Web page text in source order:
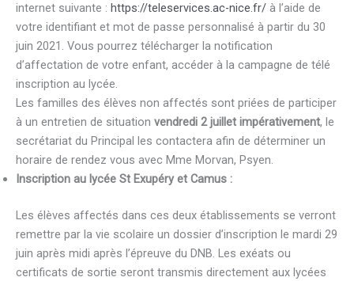
internet suivante : https://teleservices.ac-nice.fr/ à l’aide de
votre identifiant et mot de passe personnalisé à partir du 30
juin 2021. Vous pourrez télécharger la notification
d’affectation de votre enfant, accéder à la campagne de télé
inscription au lycée.
Les familles des élèves non affectés sont priées de participer
à un entretien de situation vendredi 2 juillet impérativement, le
secrétariat du Principal les contactera afin de déterminer un
horaire de rendez vous avec Mme Morvan, Psyen.
Inscription au lycée St Exupéry et Camus :
Les élèves affectés dans ces deux établissements se verront
remettre par la vie scolaire un dossier d’inscription le mardi 29
juin après midi après l’épreuve du DNB. Les exéats ou
certificats de sortie seront transmis directement aux lycées